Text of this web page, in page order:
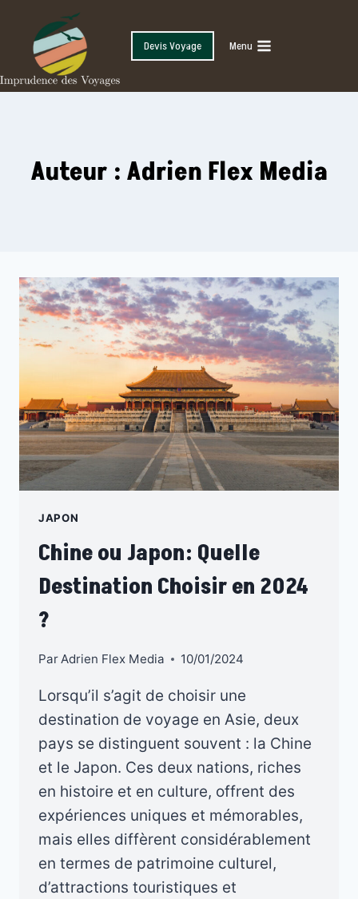
content
Devis Voyage Menu
Auteur : Adrien Flex Media
JAPON
Chine ou Japon: Quelle
Destination Choisir en 2024
?
ParAdrien Flex Media 10/01/2024
Lorsqu’il s’agit de choisir une
destination de voyage en Asie, deux
pays se distinguent souvent : la Chine
et le Japon. Ces deux nations, riches
en histoire et en culture, offrent des
expériences uniques et mémorables,
mais elles diffèrent considérablement
en termes de patrimoine culturel,
d’attractions touristiques et